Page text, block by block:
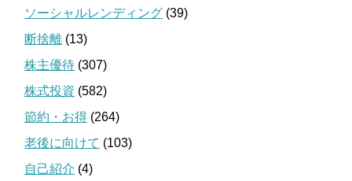
ソーシャルレンディング (39)
断捨離 (13)
株主優待 (307)
株式投資 (582)
節約・お得 (264)
老後に向けて (103)
自己紹介 (4)